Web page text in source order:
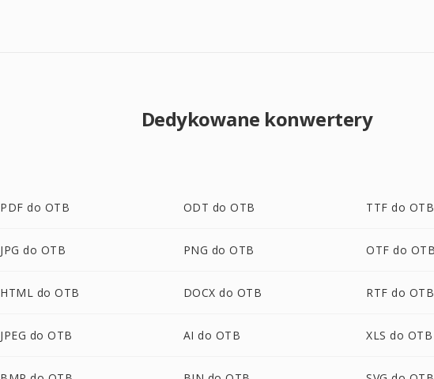
Dedykowane konwertery
PDF do OTB ODT do OTB TTF do OTB
JPG do OTB PNG do OTB OTF do
HTML do OTB DOCX do OTB RTF do OTB
JPEG do OTB AI do OTB XLS do OTB